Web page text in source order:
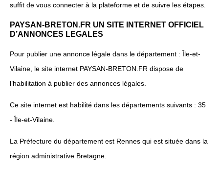
suffit de vous connecter à la plateforme et de suivre les étapes.
PAYSAN-BRETON.FR UN SITE INTERNET OFFICIEL
D’ANNONCES LEGALES
Pour publier une annonce légale dans le département : Île-et-
Vilaine, le site internet PAYSAN-BRETON.FR dispose de
l’habilitation à publier des annonces légales.
Ce site internet est habilité dans les départements suivants : 35
- Île-et-Vilaine.
La Préfecture du département est Rennes qui est située dans la
région administrative Bretagne.